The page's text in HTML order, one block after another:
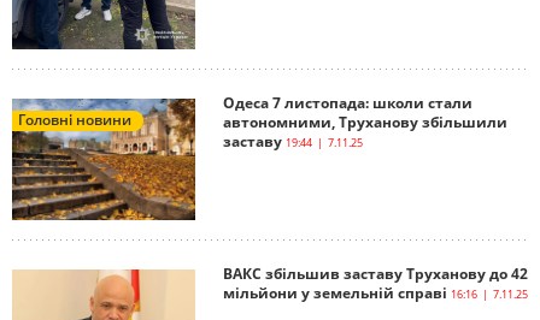
Головні новини
Одеса 7 листопада: школи стали
автономними, Труханову збільшили
заставу 19:44 | 7.11.25
ВАКС збільшив заставу Труханову до 42
мільйони у земельній справі 16:16 | 7.11.25